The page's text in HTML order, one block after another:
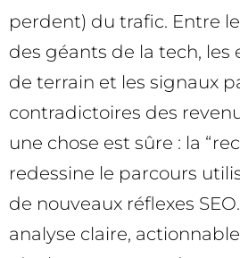
perdent) du trafic. Entre
des géants de la tech,
de terrain et les signaux
contradictoires des
une chose est sûre : la
redessine le parcours
de nouveaux réflexes
analyse claire,